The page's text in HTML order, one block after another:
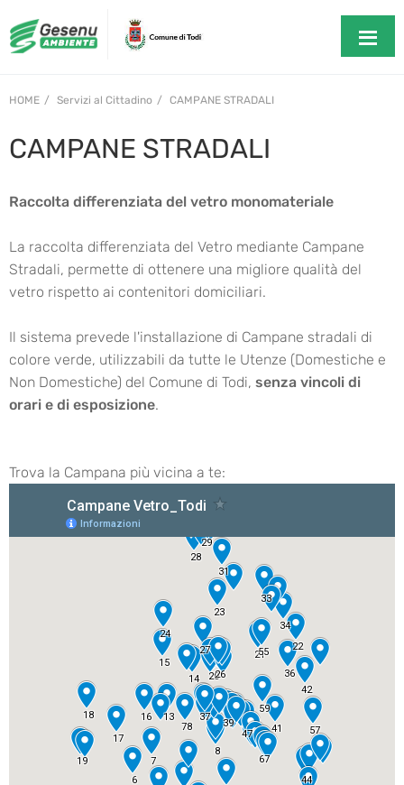
HOME Servizi al Cittadino CAMPANE STRADALI
CAMPANE STRADALI
Raccolta differenziata del vetro monomateriale
La raccolta differenziata del Vetro mediante Campane
Stradali, permette di ottenere una migliore qualità del
vetro rispetto ai contenitori domiciliari.
Il sistema prevede l'installazione di Campane stradali di
colore verde, utilizzabili da tutte le Utenze (Domestiche e
Non Domestiche) del Comune di Todi, senza vincoli di
orari e di esposizione.
Trova la Campana più vicina a te: